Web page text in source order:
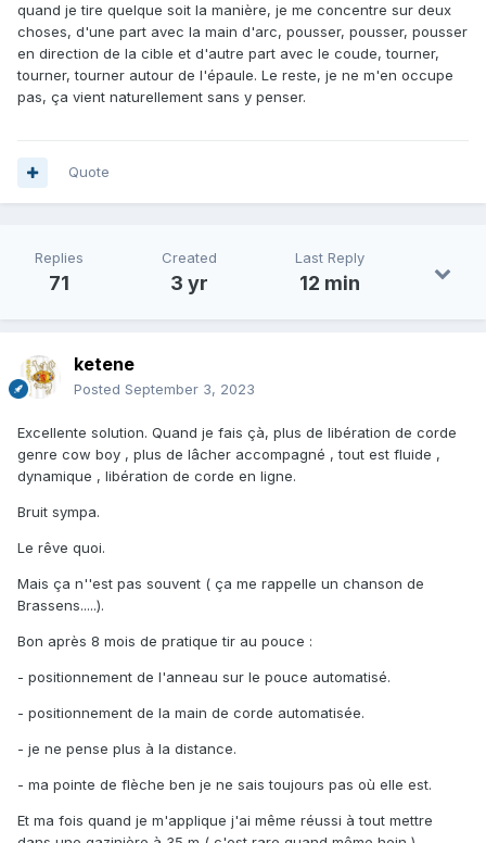
quand je tire quelque soit la manière, je me concentre sur deux
choses, d'une part avec la main d'arc, pousser, pousser, pousser
en direction de la cible et d'autre part avec le coude, tourner,
tourner, tourner autour de l'épaule. Le reste, je ne m'en occupe
pas, ça vient naturellement sans y penser.
Quote
Replies
71
Created
3 yr
Last Reply
12 min
ketene
Posted September 3, 2023
Excellente solution. Quand je fais çà, plus de libération de corde
genre cow boy , plus de lâcher accompagné , tout est fluide ,
dynamique , libération de corde en ligne.
Bruit sympa.
Le rêve quoi.
Mais ça n''est pas souvent ( ça me rappelle un chanson de
Brassens.....).
Bon après 8 mois de pratique tir au pouce :
- positionnement de l'anneau sur le pouce automatisé.
- positionnement de la main de corde automatisée.
- je ne pense plus à la distance.
- ma pointe de flèche ben je ne sais toujours pas où elle est.
Et ma fois quand je m'applique j'ai même réussi à tout mettre